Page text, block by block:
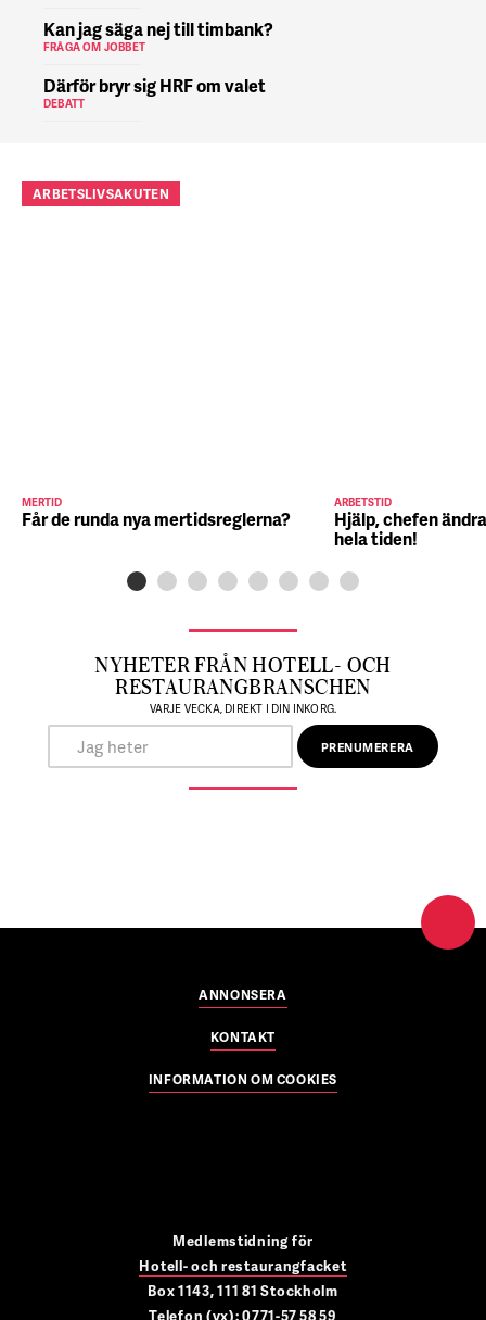
Kan jag säga nej till timbank?
FRÅGA OM JOBBET
Därför bryr sig HRF om valet
DEBATT
ARBETSLIVSAKUTEN
MERTID
Får de runda nya mertidsreglerna?
ARBETSTID
Hjälp, chefen
hela tiden!
NYHETER FRÅN HOTELL- OCH
RESTAURANGBRANSCHEN
VARJE VECKA, DIREKT I DIN INKORG.
ANNONSERA
KONTAKT
INFORMATION OM COOKIES
Medlemstidning för
Hotell- och restaurangfacket
Box 1143, 111 81 Stockholm
Telefon (vx): 0771-57 58 59